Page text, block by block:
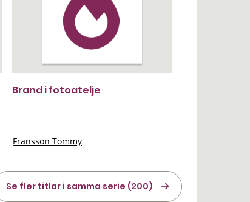
Brand i fotoatelje
Fransson Tommy
Se fler titlar i samma serie (200)